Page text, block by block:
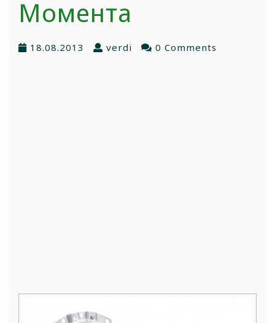
Момента
18.08.2013 verdi 0 Comments